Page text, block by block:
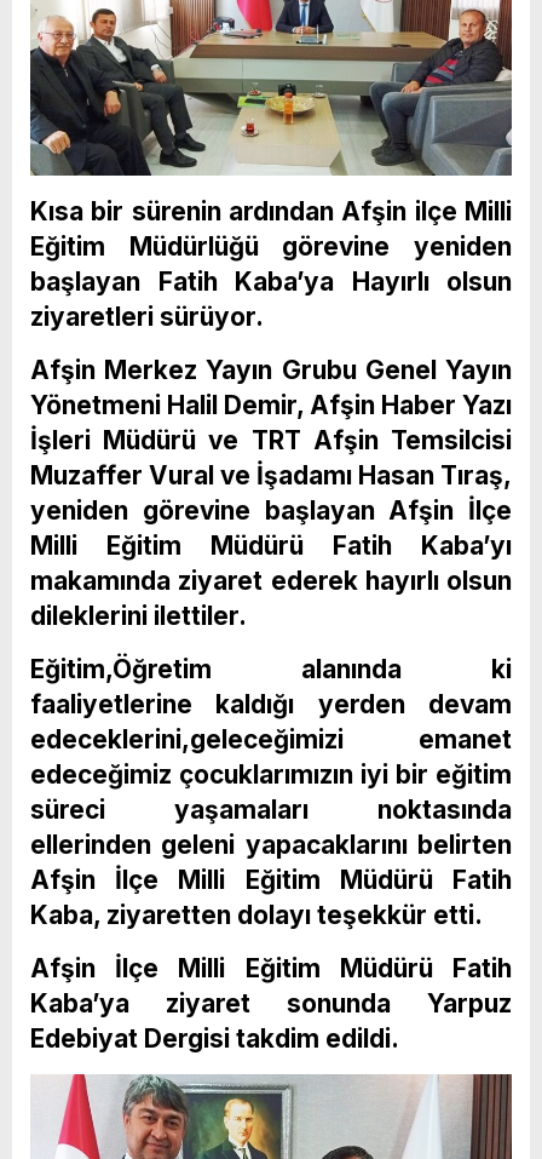
Kısa bir sürenin ardından Afşin ilçe Milli
Eğitim Müdürlüğü görevine yeniden
başlayan Fatih Kaba’ya Hayırlı olsun
ziyaretleri sürüyor.
Afşin Merkez Yayın Grubu Genel Yayın
Yönetmeni Halil Demir, Afşin Haber Yazı
İşleri Müdürü ve TRT Afşin Temsilcisi
Muzaffer Vural ve İşadamı Hasan Tıraş,
yeniden görevine başlayan Afşin İlçe
Milli Eğitim Müdürü Fatih Kaba’yı
makamında ziyaret ederek hayırlı olsun
dileklerini ilettiler.
Eğitim,Öğretim alanında ki
faaliyetlerine kaldığı yerden devam
edeceklerini,geleceğimizi emanet
edeceğimiz çocuklarımızın iyi bir eğitim
süreci yaşamaları noktasında
ellerinden geleni yapacaklarını belirten
Afşin İlçe Milli Eğitim Müdürü Fatih
Kaba, ziyaretten dolayı teşekkür etti.
Afşin İlçe Milli Eğitim Müdürü Fatih
Kaba’ya ziyaret sonunda Yarpuz
Edebiyat Dergisi takdim edildi.